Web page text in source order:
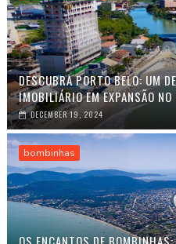
DESCUBRA PORTO BELO: UM
IMOBILIÁRIO EM EXPANSÃO
DECEMBER 19, 2024
bombinhas